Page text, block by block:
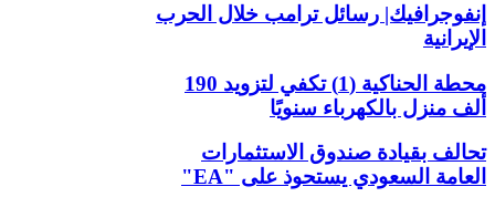
إنفوجرافيك| رسائل ترامب خلال الحرب
الإيرانية
محطة الحناكية (1) تكفي لتزويد 190
ألف منزل بالكهرباء سنويًا
تحالف بقيادة صندوق الاستثمارات
العامة السعودي يستحوذ على "EA"